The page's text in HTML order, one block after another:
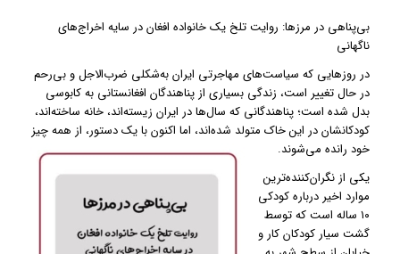
بی‌پناهی در مرزها: روایت تلخ یک خانواده افغان در سایه اخراج‌های
ناگهانی
در روزهایی که سیاست‌های مهاجرتی ایران به‌شکلی ضرب‌الاجل و بی‌رحم
در حال تغییر است، زندگی بسیاری از پناهندگان افغانستانی به کابوسی
بدل شده است؛ پناهندگانی که سال‌ها در ایران زیسته‌اند، خانه ساخته‌اند،
کودکانشان در این خاک متولد شده‌اند، اما اکنون با یک دستور، از همه چیز
خود رانده می‌شوند.
یکی از نگران‌کننده‌ترین
موارد اخیر درباره کودکی
۱۰ ساله است که توسط
گشت سیار کودکان کار و